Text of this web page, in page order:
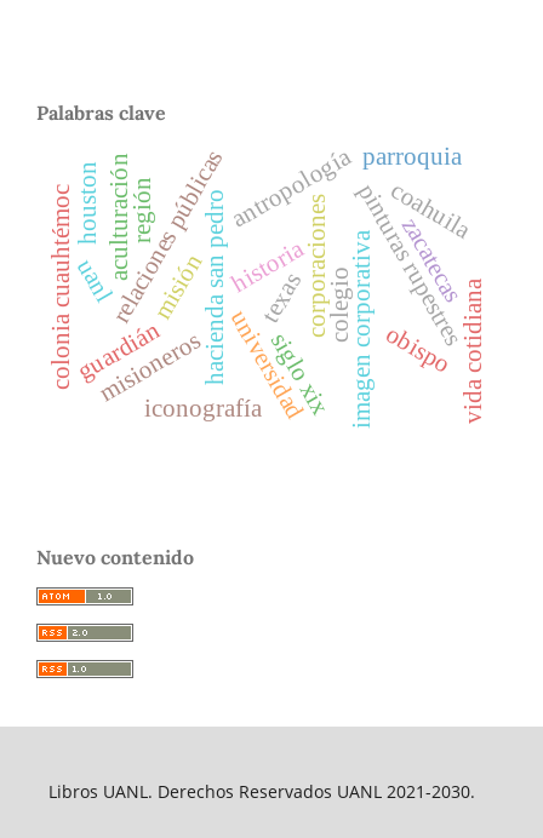
Palabras clave
hacienda san pedrouniversidad
historia imagen corporativa
relaciones públicas corporaciones
siglo xix
antropología
aculturación
iconografía
pinturas rupestres
misión colegio
misioneros obispo
guardián
parroquia
coahuila
zacatecas
colonia cuauhtémoc vida cotidiana
uanl
región
texas
houston
Nuevo contenido
Libros UANL. Derechos Reservados UANL 2021-2030.